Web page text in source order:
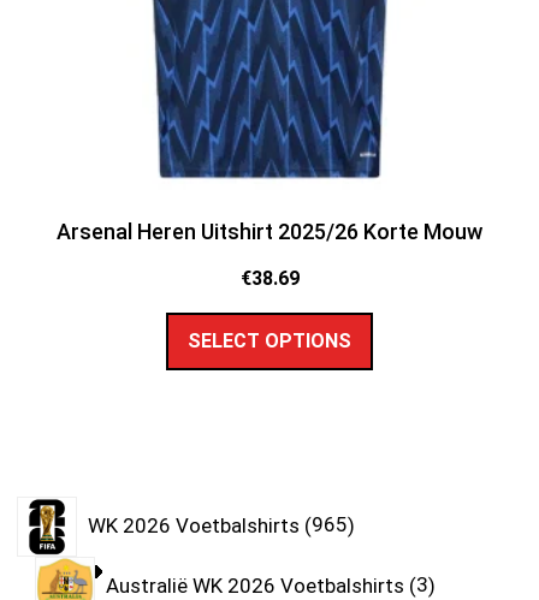
Arsenal Heren Uitshirt 2025/26 Korte Mouw
€38.69
SELECT OPTIONS
WK 2026 Voetbalshirts 965
Australië WK 2026 Voetbalshirts 3